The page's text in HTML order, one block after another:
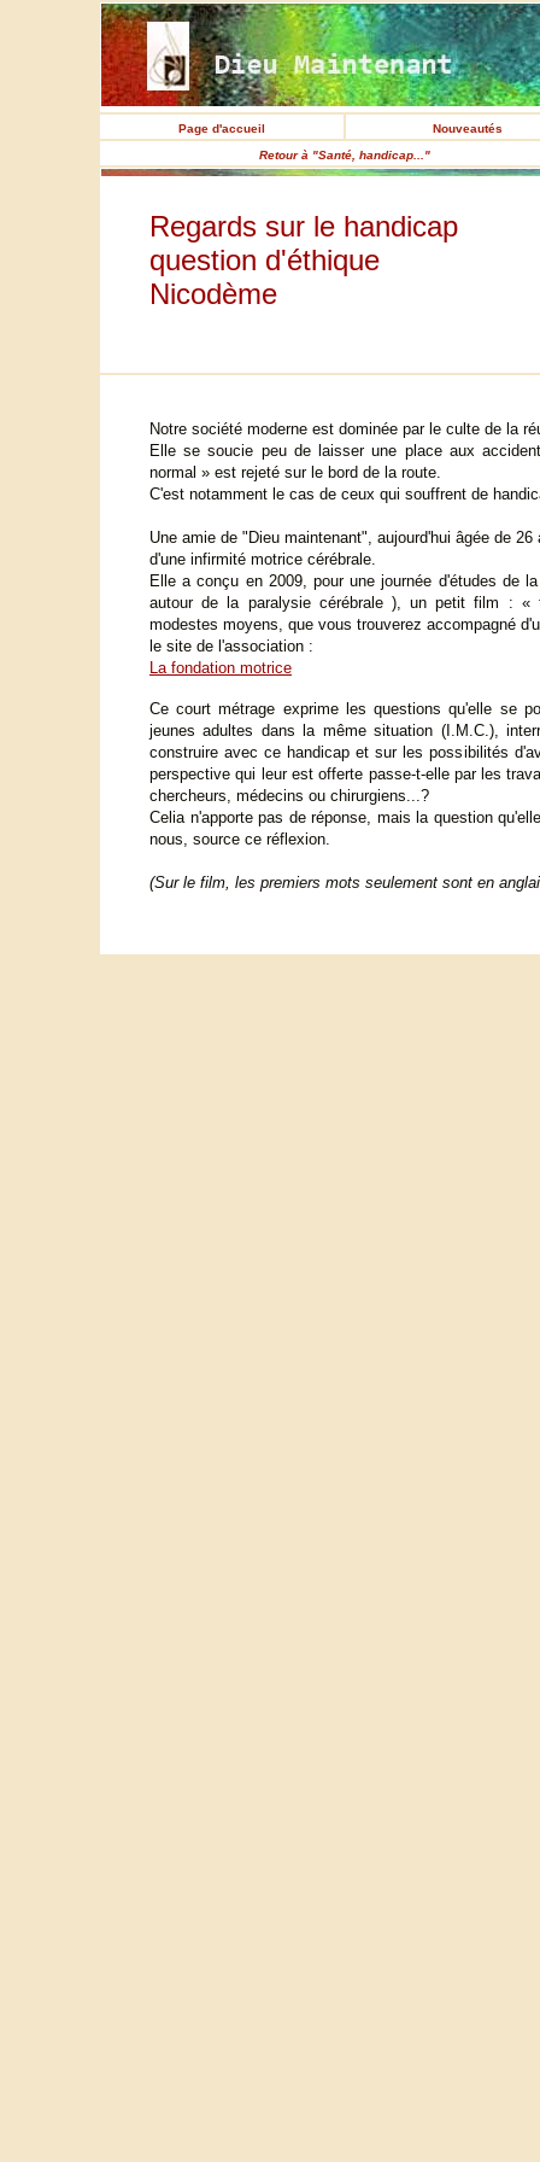
Page d'accueil
Nouveautés
Retour à "Santé, handicap..."
Regards sur le handicap
question d'éthique
Nicodème
Notre société moderne est dominée par le culte de la
Elle se soucie peu de laisser une place aux
normal » est rejeté sur le bord de la route.
C'est notamment le cas de ceux qui souffrent de
Une amie de "Dieu maintenant", aujourd'hui âgée de
d'une infirmité motrice cérébrale.
Elle a conçu en 2009, pour une journée d'études de
autour de la paralysie cérébrale ), un petit film : «
modestes moyens, que vous trouverez accompagné
le site de l'association :
La fondation motrice
Ce court métrage exprime les questions qu'elle se
jeunes adultes dans la même situation (I.M.C.),
construire avec ce handicap et sur les possibilités
perspective qui leur est offerte passe-t-elle par les
chercheurs, médecins ou chirurgiens...?
Celia n'apporte pas de réponse, mais la question
nous, source ce réflexion.
(Sur le film, les premiers mots seulement sont en